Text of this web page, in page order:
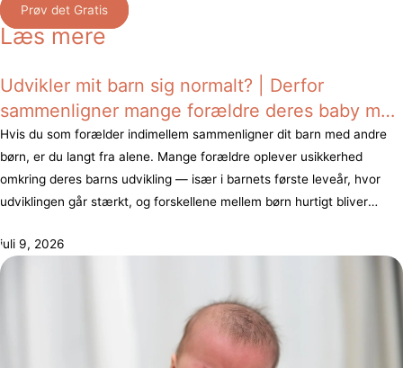
Prøv det Gratis
Læs mere
Udvikler mit barn sig normalt? | Derfor
sammenligner mange forældre deres baby med
andre børn
Hvis du som forælder indimellem sammenligner dit barn med andre
børn, er du langt fra alene. Mange forældre oplever usikkerhed
omkring deres barns udvikling — især i barnets første leveår, hvor
udviklingen går stærkt, og forskellene mellem børn hurtigt bliver
juli 9, 2026